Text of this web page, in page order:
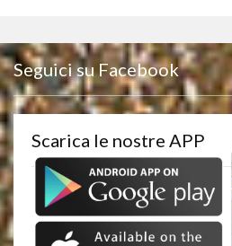
Seguici su Facebook
Scarica le nostre APP